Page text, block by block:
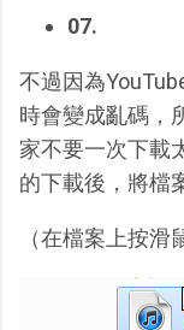
07.
不過因為
時會變成亂碼，
家不要一次下載
的下載後，將檔
（在檔案上按滑